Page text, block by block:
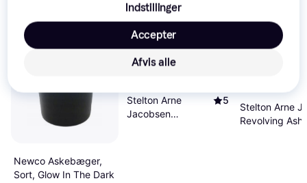
Newco Askebæger,
Sort, Glow In The Dark
Populær
Stelton Arne
Jacobsen
5
Stelton Arne
Revolving
Indstillinger
Afvis alle
Accepter